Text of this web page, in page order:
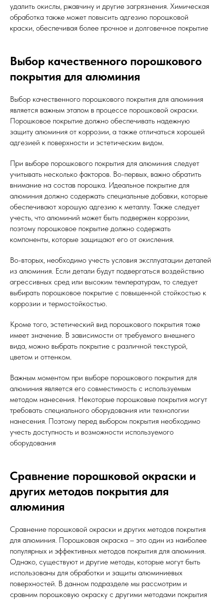
удалить окислы, ржавчину и другие загрязнения. Химическая
обработка также может повысить адгезию порошковой
краски, обеспечивая более прочное и долговечное покрытие
Выбор качественного порошкового
покрытия для алюминия
Выбор качественного порошкового покрытия для алюминия
является важным этапом в процессе порошковой окраски.
Порошковое покрытие должно обеспечивать надежную
защиту алюминия от коррозии, а также отличаться хорошей
адгезией к поверхности и эстетическим видом.
При выборе порошкового покрытия для алюминия следует
учитывать несколько факторов. Во-первых, важно обратить
внимание на состав порошка. Идеальное покрытие для
алюминия должно содержать специальные добавки, которые
обеспечивают хорошую адгезию к металлу. Также следует
учесть, что алюминий может быть подвержен коррозии,
поэтому порошковое покрытие должно содержать
компоненты, которые защищают его от окисления.
Во-вторых, необходимо учесть условия эксплуатации деталей
из алюминия. Если детали будут подвергаться воздействию
агрессивных сред или высоким температурам, то следует
выбирать порошковое покрытие с повышенной стойкостью к
коррозии и термостойкостью.
Кроме того, эстетический вид порошкового покрытия тоже
имеет значение. В зависимости от требуемого внешнего
вида, можно выбрать покрытие с различной текстурой,
цветом и оттенком.
Важным моментом при выборе порошкового покрытия для
алюминия является его совместимость с используемым
методом нанесения. Некоторые порошковые покрытия могут
требовать специального оборудования или технологии
нанесения. Поэтому перед выбором покрытия необходимо
учесть доступность и возможности используемого
оборудования
Сравнение порошковой окраски и
других методов покрытия для
алюминия
Сравнение порошковой окраски и других методов покрытия
для алюминия. Порошковая окраска – это один из наиболее
популярных и эффективных методов покрытия для алюминия.
Однако, существуют и другие методы, которые могут быть
использованы для обработки и защиты алюминиевых
поверхностей. В данном подразделе мы рассмотрим и
сравним порошковую окраску с другими методами покрытия